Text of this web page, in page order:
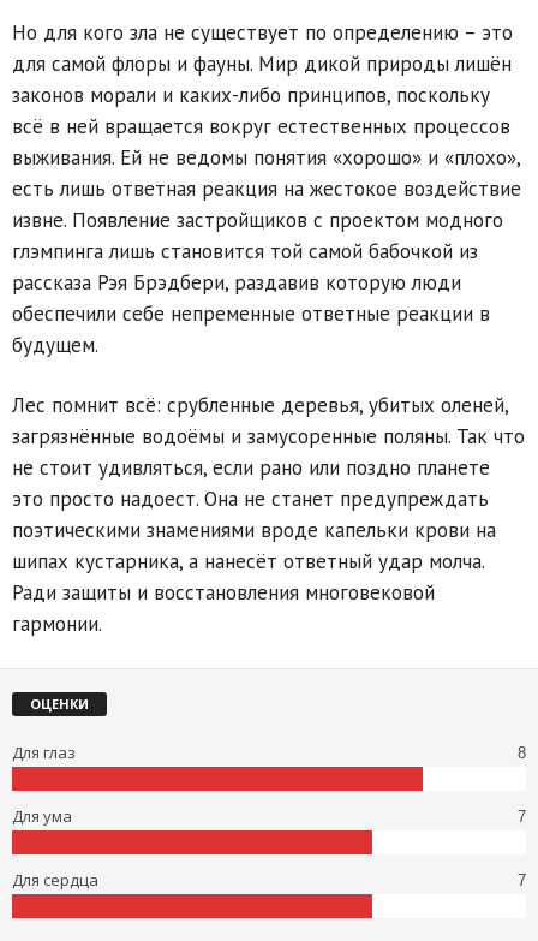
Но для кого зла не существует по определению – это
для самой флоры и фауны. Мир дикой природы лишён
законов морали и каких-либо принципов, поскольку
всё в ней вращается вокруг естественных процессов
выживания. Ей не ведомы понятия «хорошо» и «плохо»,
есть лишь ответная реакция на жестокое воздействие
извне. Появление застройщиков с проектом модного
глэмпинга лишь становится той самой бабочкой из
рассказа Рэя Брэдбери, раздавив которую люди
обеспечили себе непременные ответные реакции в
будущем.
Лес помнит всё: срубленные деревья, убитых оленей,
загрязнённые водоёмы и замусоренные поляны. Так что
не стоит удивляться, если рано или поздно планете
это просто надоест. Она не станет предупреждать
поэтическими знамениями вроде капельки крови на
шипах кустарника, а нанесёт ответный удар молча.
Ради защиты и восстановления многовековой
гармонии.
ОЦЕНКИ
Для глаз 8
Для ума 7
Для сердца 7